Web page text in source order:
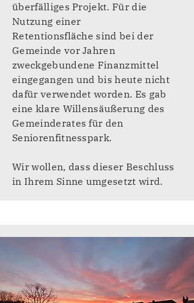
überfälliges Projekt. Für die
Nutzung einer
Retentionsfläche sind bei der
Gemeinde vor Jahren
zweckgebundene Finanzmittel
eingegangen und bis heute nicht
dafür verwendet worden. Es gab
eine klare Willensäußerung des
Gemeinderates für den
Seniorenfitnesspark.
Wir wollen, dass dieser Beschluss
in Ihrem Sinne umgesetzt wird.